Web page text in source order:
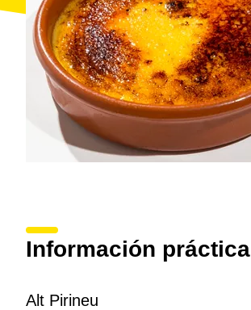
Información práctica
Alt Pirineu